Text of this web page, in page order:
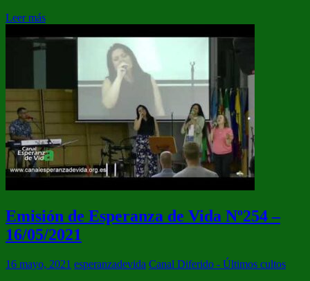
Leer más
Emisión de Esperanza de Vida Nº254 –
16/05/2021
16 mayo, 2021 esperanzadevida Canal Diferido - Últimos cultos